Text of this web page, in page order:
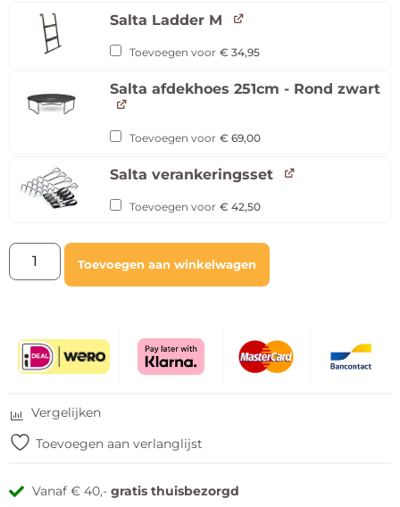
Salta Ladder M
Toevoegen voor € 34,95
Salta afdekhoes 251cm - Rond zwart
Toevoegen voor € 69,00
Salta verankeringsset
Toevoegen voor € 42,50
Toevoegen aan winkelwagen
Vergelijken
Toevoegen aan verlanglijst
Vanaf € 40,-gratis thuisbezorgd